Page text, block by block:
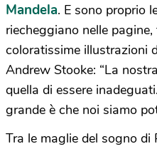
Mandela. E sono proprio
riecheggiano nelle
coloratissime illustrazioni
Andrew Stooke: “La
quella di essere
grande è che noi siamo
Tra le maglie del sogno di